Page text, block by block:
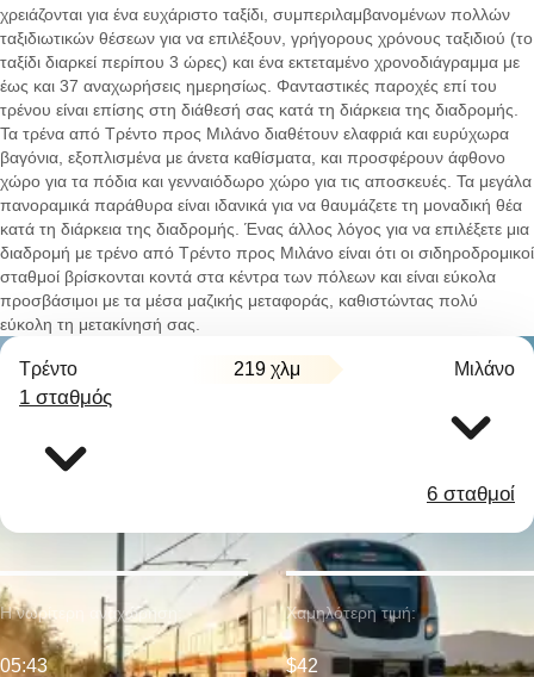
χρειάζονται για ένα ευχάριστο ταξίδι, συμπεριλαμβανομένων πολλών
ταξιδιωτικών θέσεων για να επιλέξουν, γρήγορους χρόνους ταξιδιού (το
ταξίδι διαρκεί περίπου 3 ώρες) και ένα εκτεταμένο χρονοδιάγραμμα με
έως και 37 αναχωρήσεις ημερησίως. Φανταστικές παροχές επί του
τρένου είναι επίσης στη διάθεσή σας κατά τη διάρκεια της διαδρομής.
Τα τρένα από Τρέντο προς Μιλάνο διαθέτουν ελαφριά και ευρύχωρα
βαγόνια, εξοπλισμένα με άνετα καθίσματα, και προσφέρουν άφθονο
χώρο για τα πόδια και γενναιόδωρο χώρο για τις αποσκευές. Τα μεγάλα
πανοραμικά παράθυρα είναι ιδανικά για να θαυμάζετε τη μοναδική θέα
κατά τη διάρκεια της διαδρομής. Ένας άλλος λόγος για να επιλέξετε μια
διαδρομή με τρένο από Τρέντο προς Μιλάνο είναι ότι οι σιδηροδρομικοί
σταθμοί βρίσκονται κοντά στα κέντρα των πόλεων και είναι εύκολα
προσβάσιμοι με τα μέσα μαζικής μεταφοράς, καθιστώντας πολύ
εύκολη τη μετακίνησή σας.
Τρέντο 219 χλμ Μιλάνο
1 σταθμός
6 σταθμοί
Η νωρίτερη αναχώρηση:
05:43
Χαμηλότερη τιμή:
$42